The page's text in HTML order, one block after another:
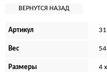
Артикул
Вес 54
Размеры 4